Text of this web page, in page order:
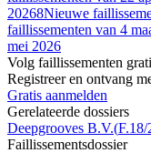
20268Nieuwe
faillissementen van 4
mei 2026
Volg faillissementen
Registreer en ontvang
Gratis aanmelden
Gerelateerde dossiers
Deepgrooves B.V.(F.18/
Faillissementsdossier